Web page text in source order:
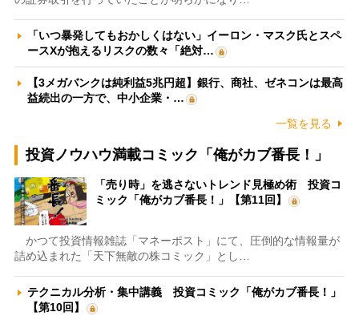
「いつ暴発してもおかしくはない」イーロン・マスク氏とスペ
ースXが抱えるリスクの数々「絶対…
【3メガバンクは純利益5兆円超】銀行、商社、ゼネコンは最高
益続出の一方で、中小企業・…
一覧を見る
投資ノウハウ満載コミック「俺がカブ番長！」
「売り時」を逃さないトレンド見極め術 投資コ
ミック「俺がカブ番長！」【第11回】
かつて投資情報雑誌「マネーポスト」にて、圧倒的な情報量が
詰め込まれた「天下無敵の株コミック」とし…
テクニカル分析・集中講義 投資コミック「俺がカブ番長！」
【第10回】